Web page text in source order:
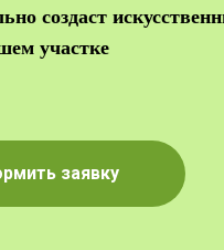
создаст
участке
заявку